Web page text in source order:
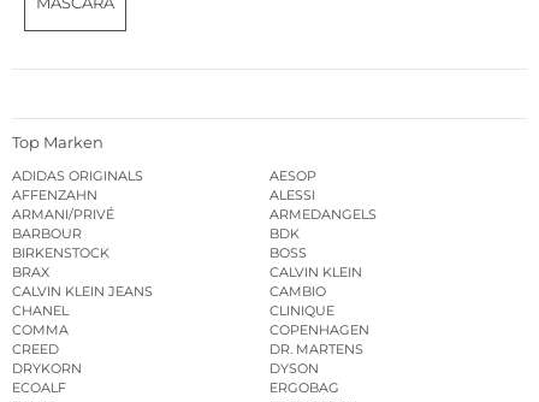
Top Marken
ADIDAS ORIGINALS
AESOP
AFFENZAHN
ALESSI
ARMANI/PRIVÉ
ARMEDANGELS
BARBOUR
BDK
BIRKENSTOCK
BOSS
BRAX
CALVIN KLEIN
CALVIN KLEIN JEANS
CAMBIO
CHANEL
CLINIQUE
COMMA
COPENHAGEN
CREED
DR. MARTENS
DRYKORN
DYSON
ECOALF
ERGOBAG